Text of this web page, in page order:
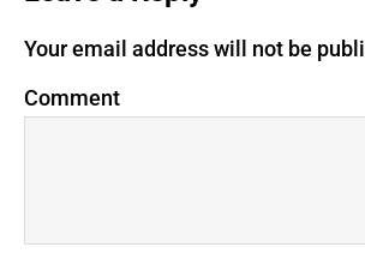
Your email address will not be
Comment